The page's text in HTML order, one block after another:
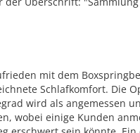
mit dem
Schlafkomfort. Die
wird als angemessen
wobei einige Kunden